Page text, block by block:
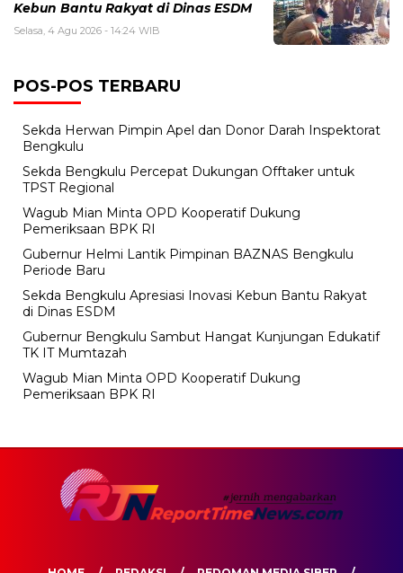
Kebun Bantu Rakyat di Dinas ESDM
Selasa, 4 Agu 2026 - 14:24 WIB
POS-POS TERBARU
Sekda Herwan Pimpin Apel dan Donor Darah Inspektorat
Bengkulu
Sekda Bengkulu Percepat Dukungan Offtaker untuk
TPST Regional
Wagub Mian Minta OPD Kooperatif Dukung
Pemeriksaan BPK RI
Gubernur Helmi Lantik Pimpinan BAZNAS Bengkulu
Periode Baru
Sekda Bengkulu Apresiasi Inovasi Kebun Bantu Rakyat
di Dinas ESDM
Gubernur Bengkulu Sambut Hangat Kunjungan Edukatif
TK IT Mumtazah
Wagub Mian Minta OPD Kooperatif Dukung
Pemeriksaan BPK RI